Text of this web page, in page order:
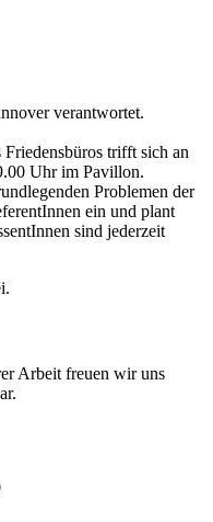
verantwortet.
trifft sich an
Uhr im Pavillon.
Problemen der
ein und plant
sind jederzeit
Arbeit freuen wir uns